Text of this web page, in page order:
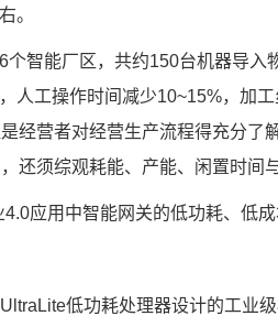
。
智能厂区，共约150台机器导
人工操作时间减少10~15%，加
经营者对经营生产流程得充分
还须综观耗能、产能、闲置时间
4.0应用中智能网关的低功耗、低
traLite低功耗处理器设计的工业